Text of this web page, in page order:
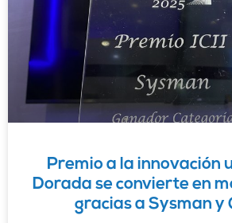
Premio a la innovación
Dorada se convierte en
gracias a Sysman y